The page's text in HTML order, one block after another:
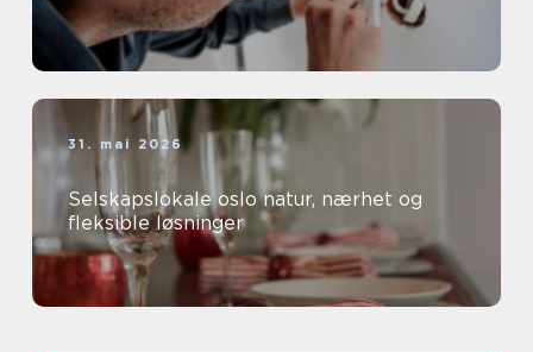
31. mai 2026
Selskapslokale oslo natur, nærhet og
fleksible løsninger